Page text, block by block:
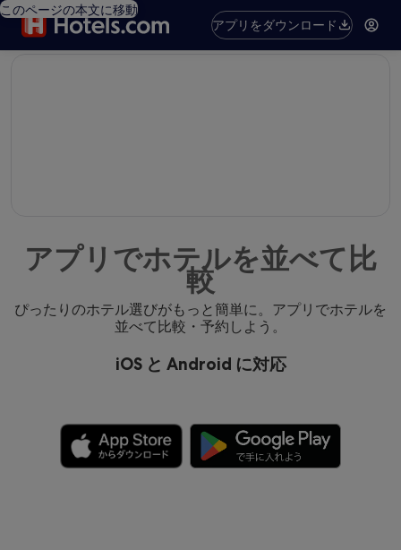
このページの本文に移動
アプリをダウンロード
アプリでホテルを並べて比
較
ぴったりのホテル選びがもっと簡単に。アプリでホテルを
並べて比較・予約しよう。
iOS と Android に対応